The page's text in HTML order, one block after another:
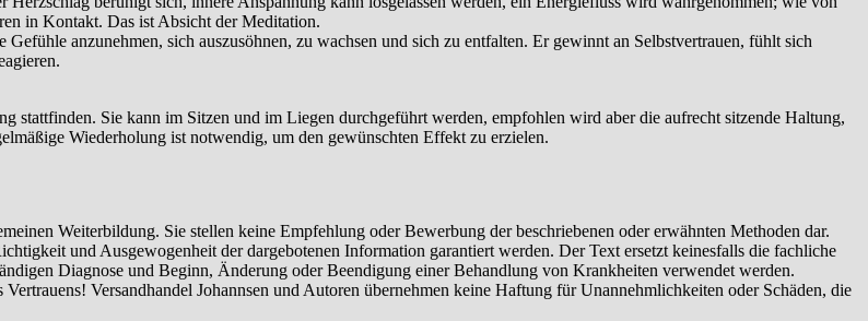
in Kontakt. Das ist Absicht der Meditation.
anzunehmen, sich auszusöhnen, zu wachsen und sich zu entfalten. Er gewinnt an Selbstvertrauen, fühlt sich
stattfinden. Sie kann im Sitzen und im Liegen durchgeführt werden, empfohlen wird aber die aufrecht sitzende Haltung,
Wiederholung ist notwendig, um den gewünschten Effekt zu erzielen.
Weiterbildung. Sie stellen keine Empfehlung oder Bewerbung der beschriebenen oder erwähnten Methoden dar.
und Ausgewogenheit der dargebotenen Information garantiert werden. Der Text ersetzt keinesfalls die fachliche
Diagnose und Beginn, Änderung oder Beendigung einer Behandlung von Krankheiten verwendet werden.
Versandhandel Johannsen und Autoren übernehmen keine Haftung für Unannehmlichkeiten oder Schäden, die